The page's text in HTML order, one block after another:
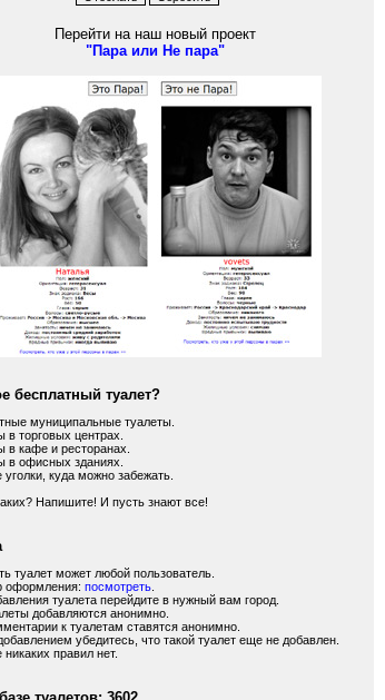
Перейти на наш новый проект
"Пара или Не пара"
бесплатный туалет?
муниципальные туалеты.
в торговых центрах.
в кафе и ресторанах.
в офисных зданиях.
куда можно забежать.
Напишите! И пусть знают все!
туалет может любой пользователь.
оформления: посмотреть.
туалета перейдите в нужный вам город.
добавляются анонимно.
к туалетам ставятся анонимно.
убедитесь, что такой туалет еще не добавлен.
правил нет.